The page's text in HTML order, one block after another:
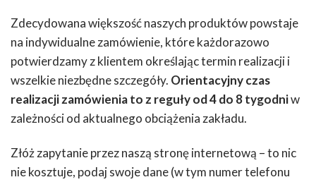
Zdecydowana większość naszych produktów powstaje
na indywidualne zamówienie, które każdorazowo
potwierdzamy z klientem określając termin realizacji i
wszelkie niezbędne szczegóły. Orientacyjny czas
realizacji zamówienia to z reguły od 4 do 8 tygodniw
zależności od aktualnego obciążenia zakładu.
Złóż zapytanie przez naszą stronę internetową – to nic
nie kosztuje, podaj swoje dane (w tym numer telefonu